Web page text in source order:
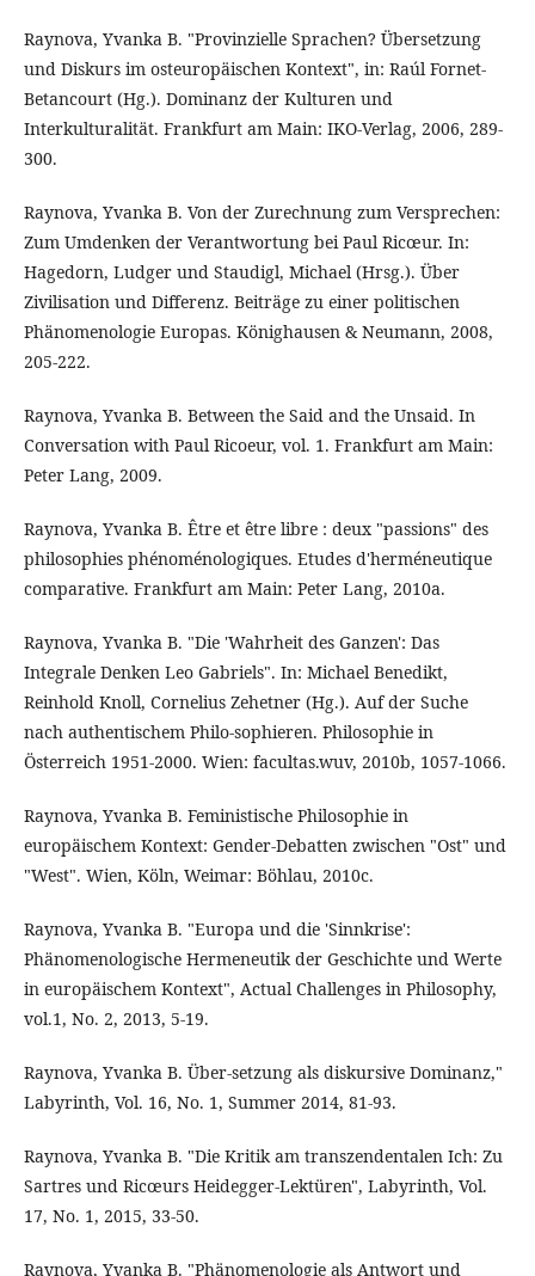
Raynova, Yvanka B. "Provinzielle Sprachen? Übersetzung
und Diskurs im osteuropäischen Kontext", in: Raúl Fornet-
Betancourt (Hg.). Dominanz der Kulturen und
Interkulturalität. Frankfurt am Main: IKO-Verlag, 2006, 289-
300.
Raynova, Yvanka B. Von der Zurechnung zum Versprechen:
Zum Umdenken der Verantwortung bei Paul Ricœur. In:
Hagedorn, Ludger und Staudigl, Michael (Hrsg.). Über
Zivilisation und Differenz. Beiträge zu einer politischen
Phänomenologie Europas. Könighausen & Neumann, 2008,
205-222.
Raynova, Yvanka B. Between the Said and the Unsaid. In
Conversation with Paul Ricoeur, vol. 1. Frankfurt am Main:
Peter Lang, 2009.
Raynova, Yvanka B. Être et être libre : deux "passions" des
philosophies phénoménologiques. Etudes d'herméneutique
comparative. Frankfurt am Main: Peter Lang, 2010a.
Raynova, Yvanka B. "Die 'Wahrheit des Ganzen': Das
Integrale Denken Leo Gabriels". In: Michael Benedikt,
Reinhold Knoll, Cornelius Zehetner (Hg.). Auf der Suche
nach authentischem Philo-sophieren. Philosophie in
Österreich 1951-2000. Wien: facultas.wuv, 2010b, 1057-1066.
Raynova, Yvanka B. Feministische Philosophie in
europäischem Kontext: Gender-Debatten zwischen "Ost" und
"West". Wien, Köln, Weimar: Böhlau, 2010c.
Raynova, Yvanka B. "Europa und die 'Sinnkrise':
Phänomenologische Hermeneutik der Geschichte und Werte
in europäischem Kontext", Actual Challenges in Philosophy,
vol.1, No. 2, 2013, 5-19.
Raynova, Yvanka B. Über-setzung als diskursive Dominanz,"
Labyrinth, Vol. 16, No. 1, Summer 2014, 81-93.
Raynova, Yvanka B. "Die Kritik am transzendentalen Ich: Zu
Sartres und Ricœurs Heidegger-Lektüren", Labyrinth, Vol.
17, No. 1, 2015, 33-50.
Raynova, Yvanka B. "Phänomenologie als Antwort und